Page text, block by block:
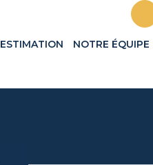
ESTIMATION NOTRE ÉQUIPE